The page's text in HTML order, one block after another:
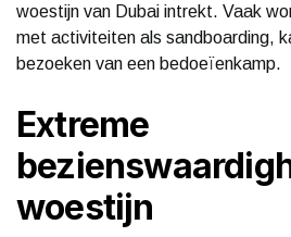
woestijn van Dubai intrekt. Vaak
met activiteiten als sandboarding,
bezoeken van een bedoeïenkamp.
Extreme
woestijn